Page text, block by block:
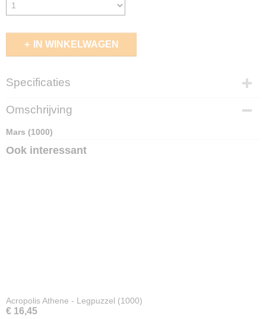
IN WINKELWAGEN
Specificaties
EAN code
8720618595133
Omschrijving
Mars (1000)
Ook interessant
Acropolis Athene - Legpuzzel (1000)
€ 16,45